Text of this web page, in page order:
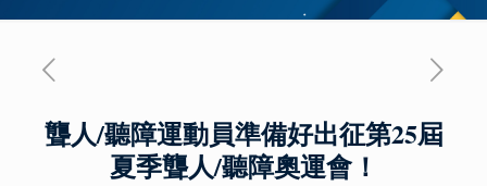
聾人/聽障運動員準備好出征第25屆
夏季聾人/聽障奧運會！